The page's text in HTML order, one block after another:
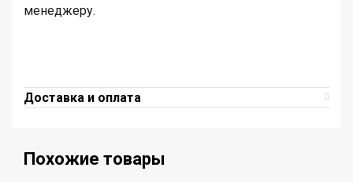
менеджеру.
Доставка и оплата
Похожие товары